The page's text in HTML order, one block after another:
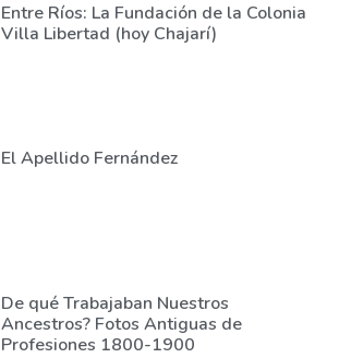
Entre Ríos: La Fundación de la Colonia
Villa Libertad (hoy Chajarí)
El Apellido Fernández
De qué Trabajaban Nuestros
Ancestros? Fotos Antiguas de
Profesiones 1800-1900